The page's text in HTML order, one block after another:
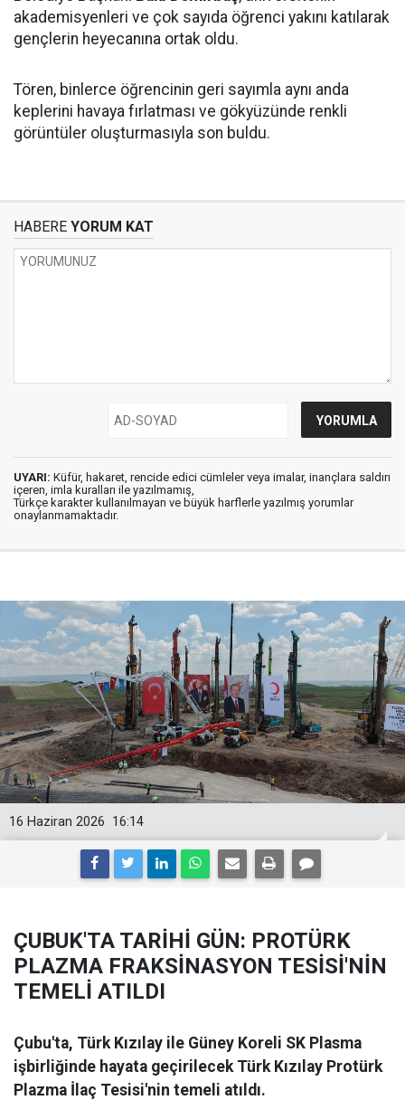
akademisyenleri ve çok sayıda öğrenci yakını katılarak
gençlerin heyecanına ortak oldu.
Tören, binlerce öğrencinin geri sayımla aynı anda
keplerini havaya fırlatması ve gökyüzünde renkli
görüntüler oluşturmasıyla son buldu.
HABERE YORUM KAT
UYARI: Küfür, hakaret, rencide edici cümleler veya imalar, inançlara saldırı
içeren, imla kuralları ile yazılmamış,
Türkçe karakter kullanılmayan ve büyük harflerle yazılmış yorumlar
onaylanmamaktadır.
16:14
16 Haziran 2026
ÇUBUK'TA TARİHİ GÜN: PROTÜRK
PLAZMA FRAKSİNASYON TESİSİ'NİN
TEMELİ ATILDI
Çubu'ta, Türk Kızılay ile Güney Koreli SK Plasma
işbirliğinde hayata geçirilecek Türk Kızılay Protürk
Plazma İlaç Tesisi'nin temeli atıldı.